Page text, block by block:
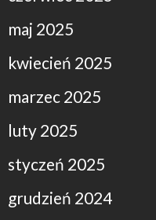
maj 2025
kwiecień 2025
marzec 2025
luty 2025
styczeń 2025
grudzień 2024